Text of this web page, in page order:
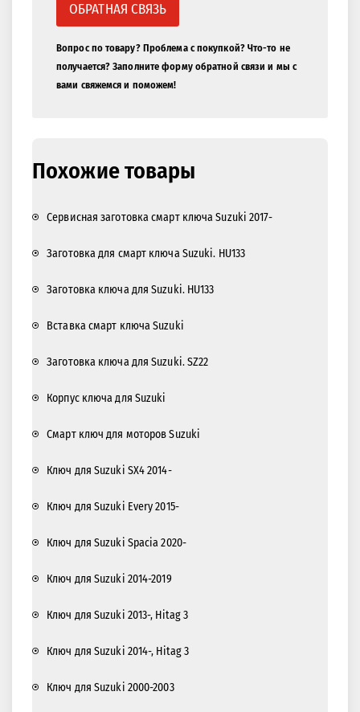
ОБРАТНАЯ СВЯЗЬ
Вопрос по товару? Проблема с покупкой? Что-то не
получается? Заполните форму обратной связи и мы с
вами свяжемся и поможем!
Похожие товары
Сервисная заготовка смарт ключа Suzuki 2017-
Заготовка для смарт ключа Suzuki. HU133
Заготовка ключа для Suzuki. HU133
Вставка смарт ключа Suzuki
Заготовка ключа для Suzuki. SZ22
Корпус ключа для Suzuki
Смарт ключ для моторов Suzuki
Ключ для Suzuki SX4 2014-
Ключ для Suzuki Every 2015-
Ключ для Suzuki Spacia 2020-
Ключ для Suzuki 2014-2019
Ключ для Suzuki 2013-, Hitag 3
Ключ для Suzuki 2014-, Hitag 3
Ключ для Suzuki 2000-2003